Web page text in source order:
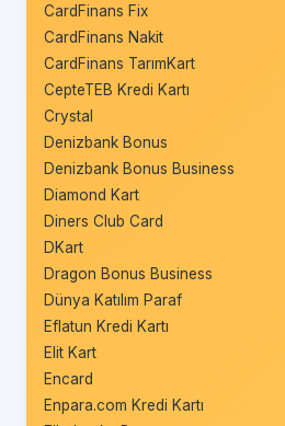
CardFinans Fix
CardFinans Nakit
CardFinans TarımKart
CepteTEB Kredi Kartı
Crystal
Denizbank Bonus
Denizbank Bonus Business
Diamond Kart
Diners Club Card
DKart
Dragon Bonus Business
Dünya Katılım Paraf
Eflatun Kredi Kartı
Elit Kart
Encard
Enpara.com Kredi Kartı